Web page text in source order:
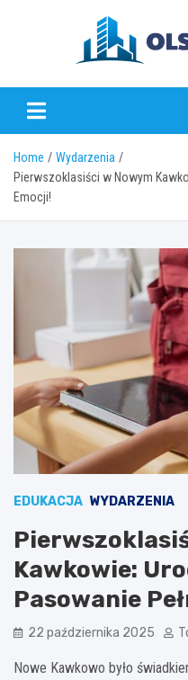
Home
Wydarzenia
Pierwszoklasiści w Nowym
Emocji!
EDUKACJA WYDARZENIA
Kawkowie:
Pasowanie
22 października 2025
Nowe Kawkowo było